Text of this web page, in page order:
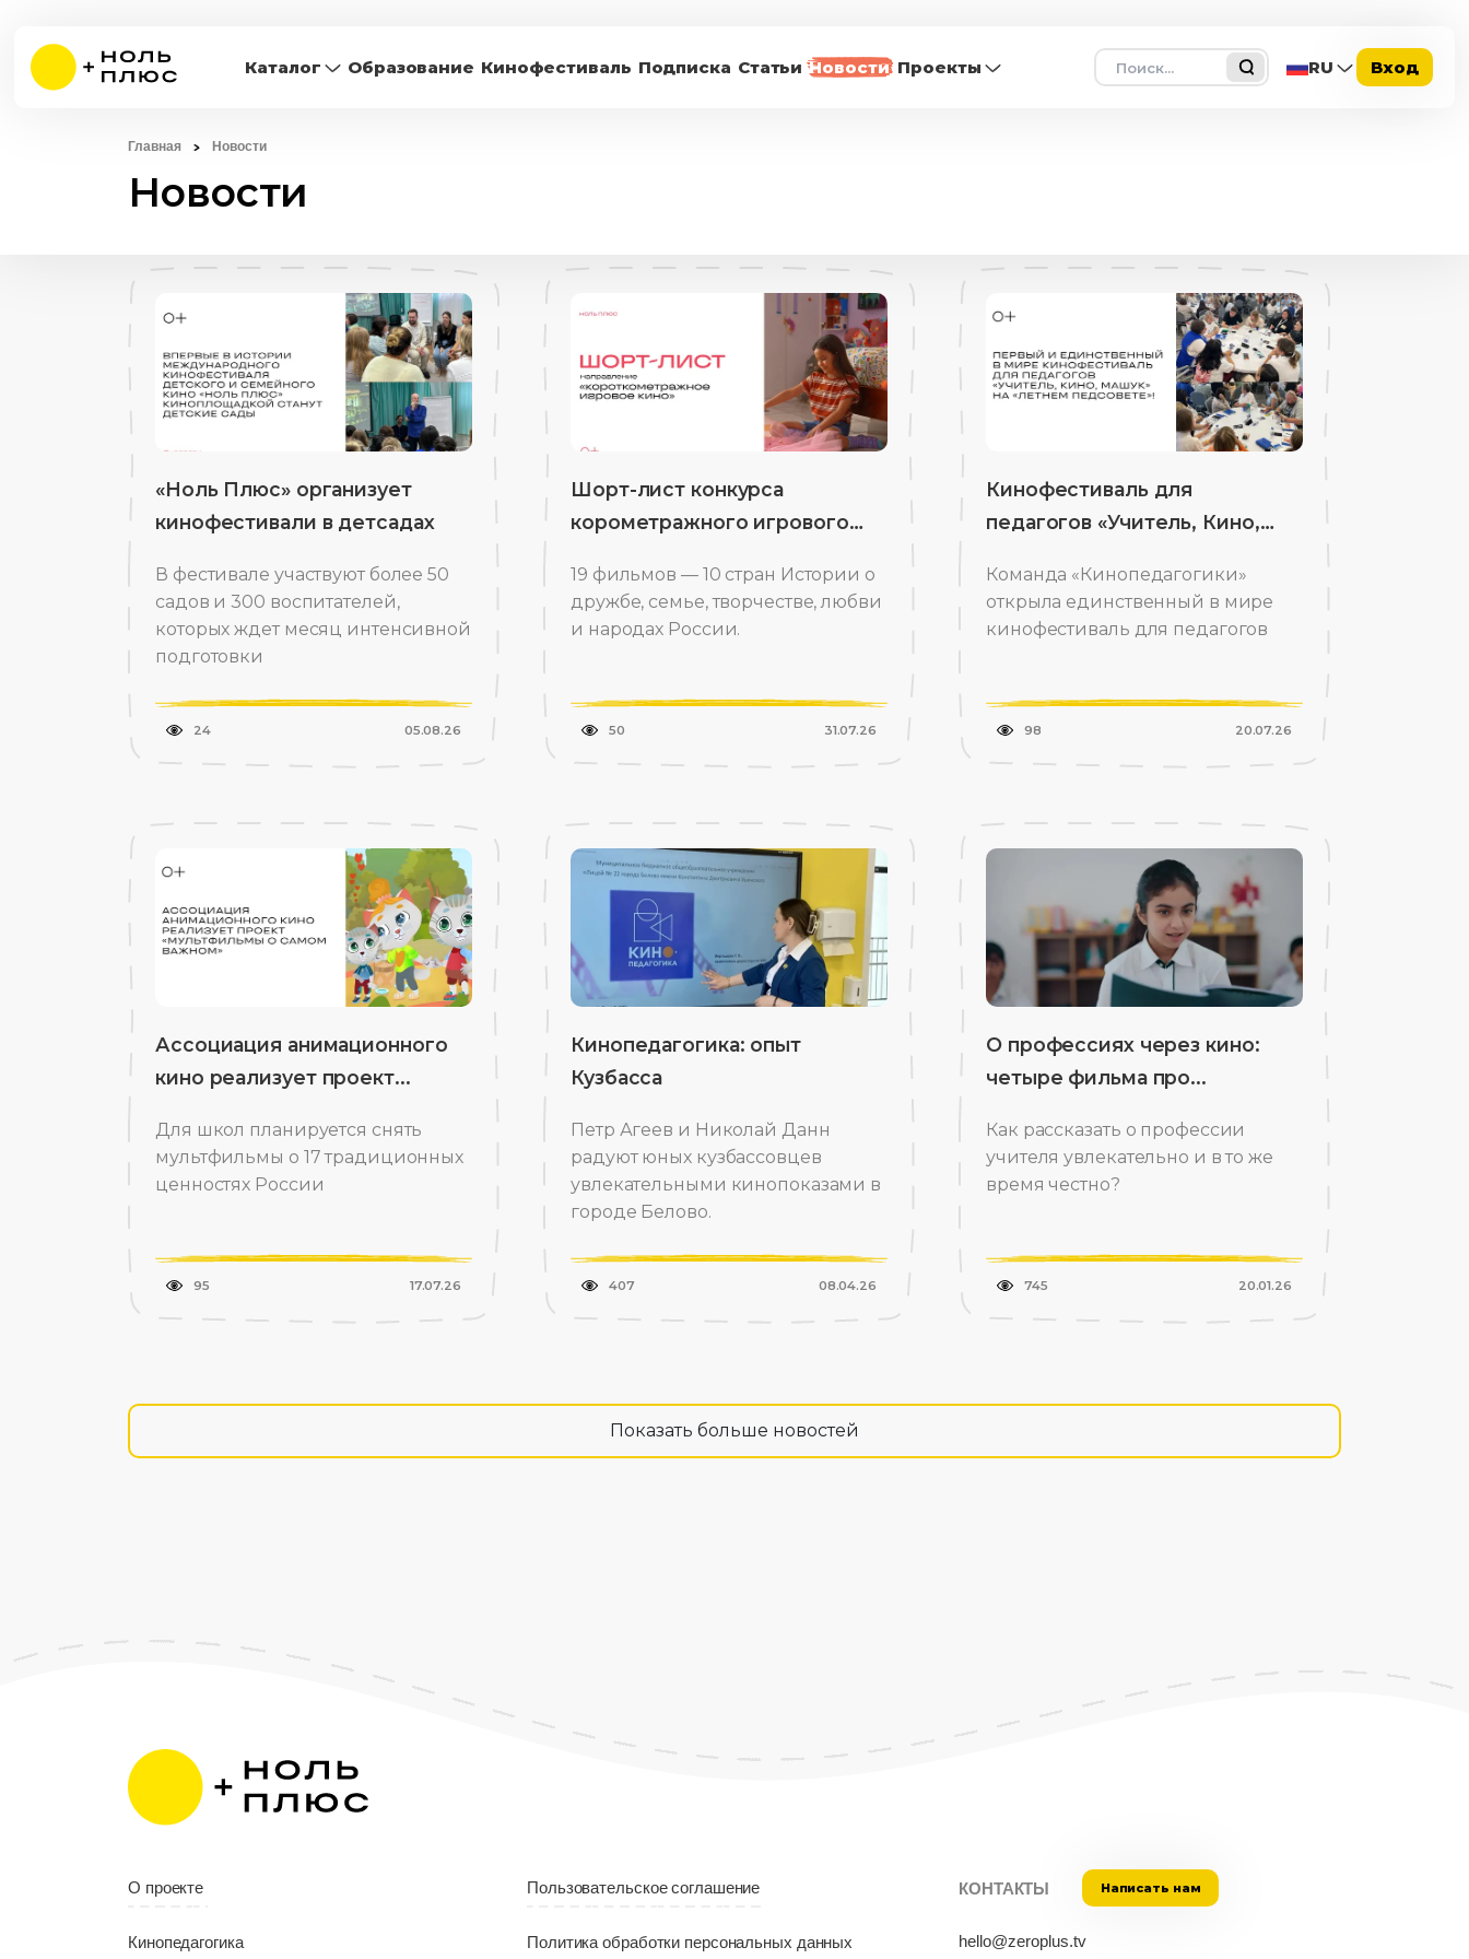
Каталог Образование Кинофестиваль Подписка Статьи Новости Проекты Поиск RU Вход
Главная Новости
Новости
«Ноль Плюс» организует
кинофестивали в детсадах
В фестивале участвуют более 50
садов и 300 воспитателей,
которых ждет месяц интенсивной
подготовки
24 05.08.26
Шорт-лист конкурса
корометражного игрового
19 фильмов — 10 стран Истории о
дружбе, семье, творчестве, любви
и народах России.
50 31.07.26
Кинофестиваль для
педагогов «Учитель, Кино,
Команда «Кинопедагогики»
открыла единственный в мире
кинофестиваль для педагогов
98 20.07.26
Ассоциация анимационного
кино реализует проект...
Для школ планируется снять
мультфильмы о 17 традиционных
ценностях России
95 17.07.26
Кинопедагогика: опыт
Кузбасса
Петр Агеев и Николай Данн
радуют юных кузбассовцев
увлекательными кинопоказами в
городе Белово.
407 08.04.26
О профессиях через кино:
четыре фильма про...
Как рассказать о профессии
учителя увлекательно и в то же
время честно?
745 20.01.26
Показать больше новостей
О проекте Пользовательское соглашение
Кинопедагогика Политика обработки персональных данных
КОНТАКТЫ Написать нам
hello@zeroplus.tv